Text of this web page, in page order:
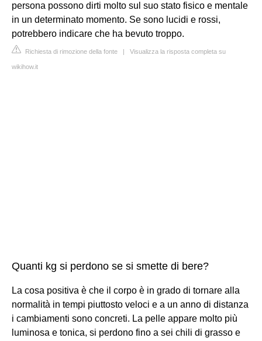
persona possono dirti molto sul suo stato fisico e mentale
in un determinato momento. Se sono lucidi e rossi,
potrebbero indicare che ha bevuto troppo.
Richiesta di rimozione della fonte | Visualizza la risposta completa su
wikihow.it
Quanti kg si perdono se si smette di bere?
La cosa positiva è che il corpo è in grado di tornare alla
normalità in tempi piuttosto veloci e a un anno di distanza
i cambiamenti sono concreti. La pelle appare molto più
luminosa e tonica, si perdono fino a sei chili di grasso e